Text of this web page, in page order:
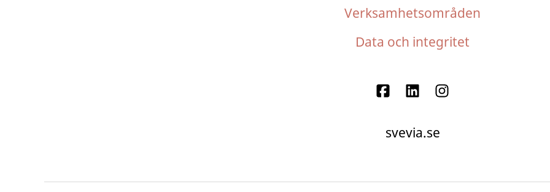
Verksamhetsområden
Data och integritet
svevia.se